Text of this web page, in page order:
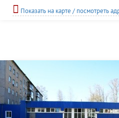
студия, люкс, аппартаменты. Все они
необходимым. К услугам гостей:...
Показать на карте / посмотреть